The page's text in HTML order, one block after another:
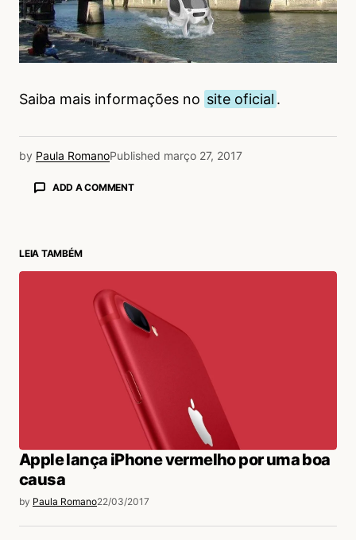
Saiba mais informações no site oficial .
by Paula RomanoPublished março 27, 2017
ADD A COMMENT
LEIA TAMBÉM
Apple lança iPhone vermelho por uma boa
causa
by Paula Romano22/03/2017